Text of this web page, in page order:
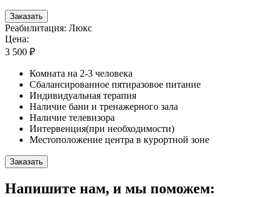
Заказать
Реабилитация: Люкс
Цена:
3 500 ₽
Комната на 2-3 человека
Сбалансированное пятиразовое питание
Индивидуальная терапия
Наличие бани и тренажерного зала
Наличие телевизора
Интервенция(при необходимости)
Местоположение центра в курортной зоне
Заказать
Напишите нам, и мы поможем: